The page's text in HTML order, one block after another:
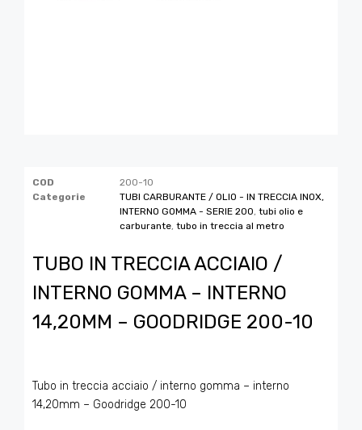
COD
200-10
Categorie
TUBI CARBURANTE / OLIO - IN TRECCIA INOX,
INTERNO GOMMA - SERIE 200 tubi olio e
carburante tubo in treccia al metro
TUBO IN TRECCIA ACCIAIO /
INTERNO GOMMA – INTERNO
14,20MM – GOODRIDGE 200-10
Tubo in treccia acciaio / interno gomma – interno
14,20mm – Goodridge 200-10